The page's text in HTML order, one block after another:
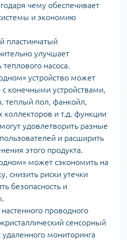
чему обеспечивает
и экономию
пластинчатый
улучшает
насоса.
устройство может
конечными устройствами,
теплый пол, фанкойл,
коллекторов и т.д. функции
удовлетворить разные
и расширить
этого продукта.
может сэкономить на
снизить риски утечки
безопасность и
проводного
сенсорный
мониторинга